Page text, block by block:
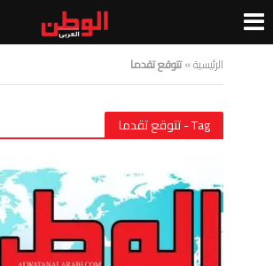
الرئيسية»تتوقع تقدما
Tag - تتوقع تقدما